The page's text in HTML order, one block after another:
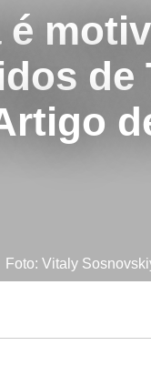
é
de
Foto: Vitaly